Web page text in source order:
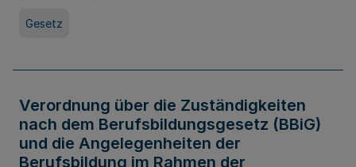
Gesetz
Verordnung über die Zuständigkeiten
nach dem Berufsbildungsgesetz (BBiG)
und die Angelegenheiten der
Berufsbildung im Rahmen der